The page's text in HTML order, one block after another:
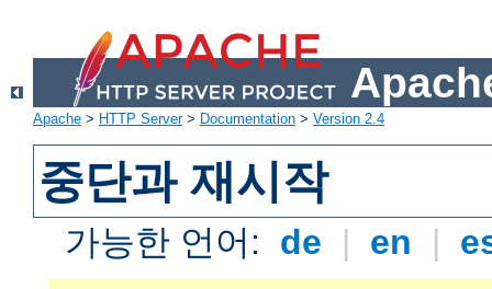
Apache > HTTP Server> Documentation > Version 2.4
중단과 재시작
가능한 언어: de | en |